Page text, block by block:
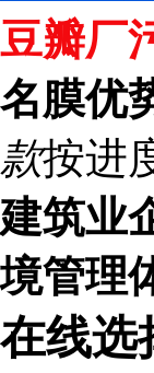
豆瓣厂
名膜优
款按进
建筑业
境管理
在线选